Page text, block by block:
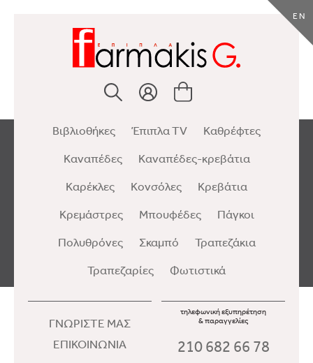
EN
Βιβλιοθήκες Έπιπλα TV
Καθρέφτες
Καναπέδες
Καναπέδες-κρεβάτια
Καρέκλες
Κονσόλες
Κρεβάτια
Κρεμάστρες
Μπουφέδες
Πάγκοι
Πολυθρόνες
Σκαμπό
Τραπεζάκια
Τραπεζαρίες
Φωτιστικά
ΓΝΩΡΙΣΤΕ ΜΑΣ
ΕΠΙΚΟΙΝΩΝΙΑ
τηλεφωνική εξυπηρέτηση
& παραγγελίες
210 682 66 78